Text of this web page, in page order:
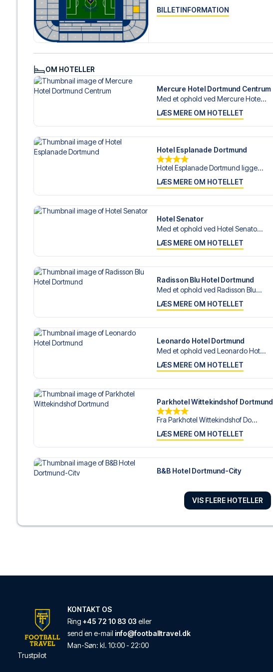
BILLETINFORMATION
OM HOTELLER
Mercure Hotel Dortmund Centrum
Med et ophold ved Mercure Hote...
LÆS MERE OM HOTELLET
Hotel Esplanade Dortmund
Hotel Esplanade Dortmund ligge...
LÆS MERE OM HOTELLET
Hotel Senator
Med et ophold ved Hotel Senato...
LÆS MERE OM HOTELLET
Radisson Blu Hotel Dortmund
Med et ophold ved Radisson Blu...
LÆS MERE OM HOTELLET
Leonardo Hotel Dortmund
Med et ophold ved Leonardo Hot...
LÆS MERE OM HOTELLET
Parkhotel Wittekindshof Dortmund
Fra Parkhotel Wittekindshof Do...
LÆS MERE OM HOTELLET
B&B Hotel Dortmund-City
LÆS MERE OM HOTELLET
VIS FLERE HOTELLER
KONTAKT OS
Ring +45 72 10 83 03 eller
send en e-mail info@footballtravel.dk
Man-Søn: kl. 10:00 - 22:00
Trustpilot